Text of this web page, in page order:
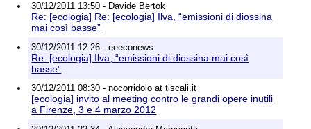
30/12/2011 13:50 - Davide Bertok
Re: [ecologia] Re: [ecologia] Ilva, “emissioni di diossina
mai così basse”
30/12/2011 12:26 - eeeconews
Re: [ecologia] Ilva, “emissioni di diossina mai così
basse”
30/12/2011 08:30 - nocorridoio at tiscali.it
[ecologia] invito al meeting contro le grandi opere inutili
a Firenze, 3 e 4 marzo 2012